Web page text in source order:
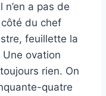
a pas de
du chef
feuillette la
ovation
rien. On
quatre